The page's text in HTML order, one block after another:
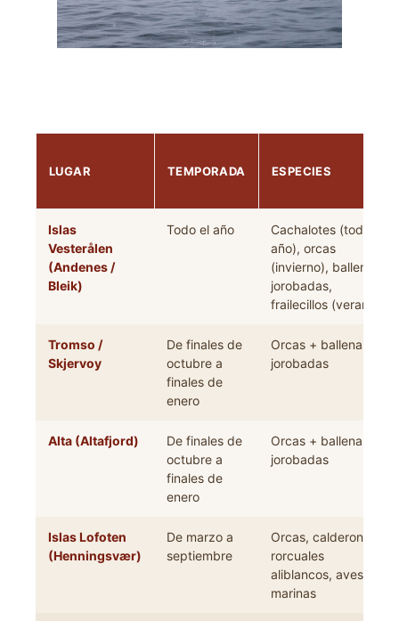
LUGAR TEMPORADA ESPECIES
Islas
Vesterålen
(Andenes /
Bleik)
Todo el año
Cachalotes (todo el
año), orcas
(invierno), ballenas
jorobadas,
frailecillos (verano)
Tromso /
Skjervoy
De finales de
octubre a
finales de
enero
Orcas + ballenas
jorobadas
Alta (Altafjord)
De finales de
octubre a
finales de
enero
Orcas + ballenas
jorobadas
Islas Lofoten
(Henningsvær)
De marzo a
septiembre
Orcas, calderones,
rorcuales
aliblancos, aves
marinas